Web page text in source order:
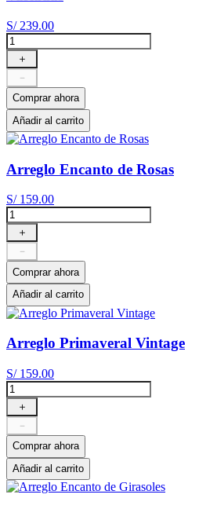
S/ 239.00
＋
－
Comprar ahora
Añadir al carrito
Arreglo Encanto de Rosas
S/ 159.00
＋
－
Comprar ahora
Añadir al carrito
Arreglo Primaveral Vintage
S/ 159.00
＋
－
Comprar ahora
Añadir al carrito